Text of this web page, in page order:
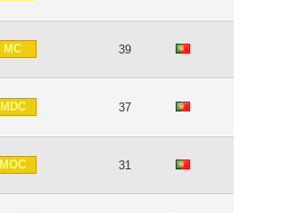
MC 39
MDC 37
MOC 31